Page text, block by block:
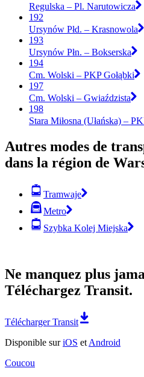
Regulska – Pl. Narutowicza
192
Ursynów Płd. – Krasnowola
193
Ursynów Płn. – Bokserska
194
Cm. Wolski – PKP Gołąbki
197
Cm. Wolski – Gwiaździsta
198
Stara Miłosna (Ułańska) –
Autres modes de
dans la région de
Tramwaje
Metro
Szybka Kolej Miejska
Ne manquez plus
Téléchargez Transit.
Télécharger Transit
Disponible suriOS et Android
Coucou